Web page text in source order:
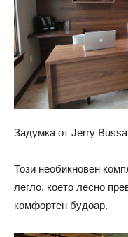
Задумка от Jerry
Този необикновен
легло, което лесно
комфортен будоар.